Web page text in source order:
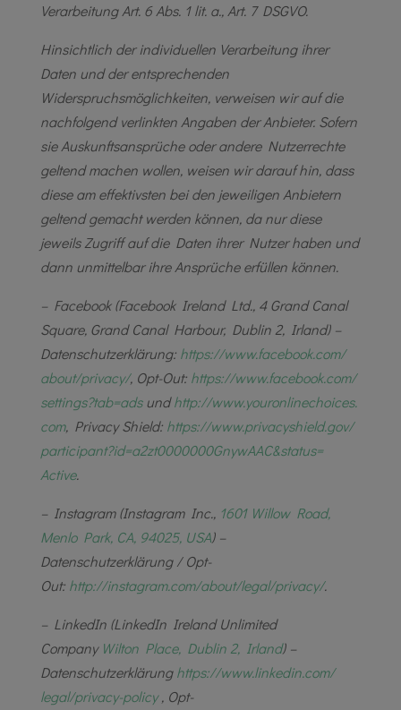
Verarbeitung Art. 6 Abs. 1 lit. a., Art. 7 DSGVO.
Hinsichtlich der individuellen Verarbeitung ihrer
Daten und der entsprechenden
Widerspruchsmöglichkeiten, verweisen wir auf die
nachfolgend verlinkten Angaben der Anbieter. Sofern
sie Auskunftsansprüche oder andere Nutzerrechte
geltend machen wollen, weisen wir darauf hin, dass
diese am effektivsten bei den jeweiligen Anbietern
geltend gemacht werden können, da nur diese
jeweils Zugriff auf die Daten ihrer Nutzer haben und
dann unmittelbar ihre Ansprüche erfüllen können.
– Facebook (Facebook Ireland Ltd., 4 Grand Canal
Square, Grand Canal Harbour, Dublin 2, Irland) –
Datenschutzerklärung: https://www.facebook.com/
about/privacy/, Opt-Out: https://www.facebook.com/
settings?tab=adsundhttp://www.youronlinechoices.
com, Privacy Shield: https://www.privacyshield.gov/
participant?id=a2zt0000000GnywAAC&status=
Active.
– Instagram (Instagram Inc., 1601 Willow Road,
Menlo Park, CA, 94025, USA) –
Datenschutzerklärung / Opt-
Out: http://instagram.com/about/legal/privacy/.
– LinkedIn (LinkedIn Ireland Unlimited
Company Wilton Place, Dublin 2, Irland) –
Datenschutzerklärunghttps://www.linkedin.com/
legal/privacy-policy, Opt-